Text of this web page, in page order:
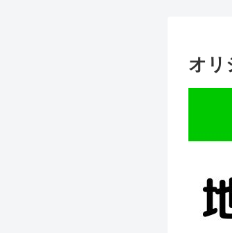
オリ